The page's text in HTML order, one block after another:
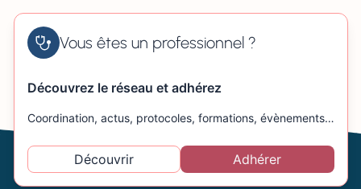
Vous êtes un professionnel ?
Découvrez le réseau et adhérez
Coordination, actus, protocoles, formations, évènements…
Découvrir Adhérer